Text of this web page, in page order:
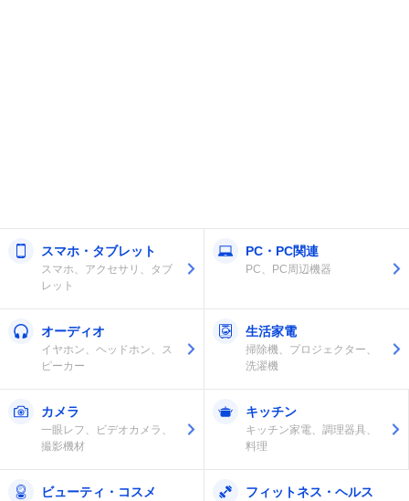
スマホ・タブレット
スマホ、アクセサリ、タブ
レット
PC・PC関連
PC、PC周辺機器
オーディオ
イヤホン、ヘッドホン、ス
ピーカー
生活家電
掃除機、プロジェクター、
洗濯機
カメラ
一眼レフ、ビデオカメラ、
撮影機材
キッチン
キッチン家電、調理器具、
料理
ビューティ・コスメ フィットネス・ヘルス